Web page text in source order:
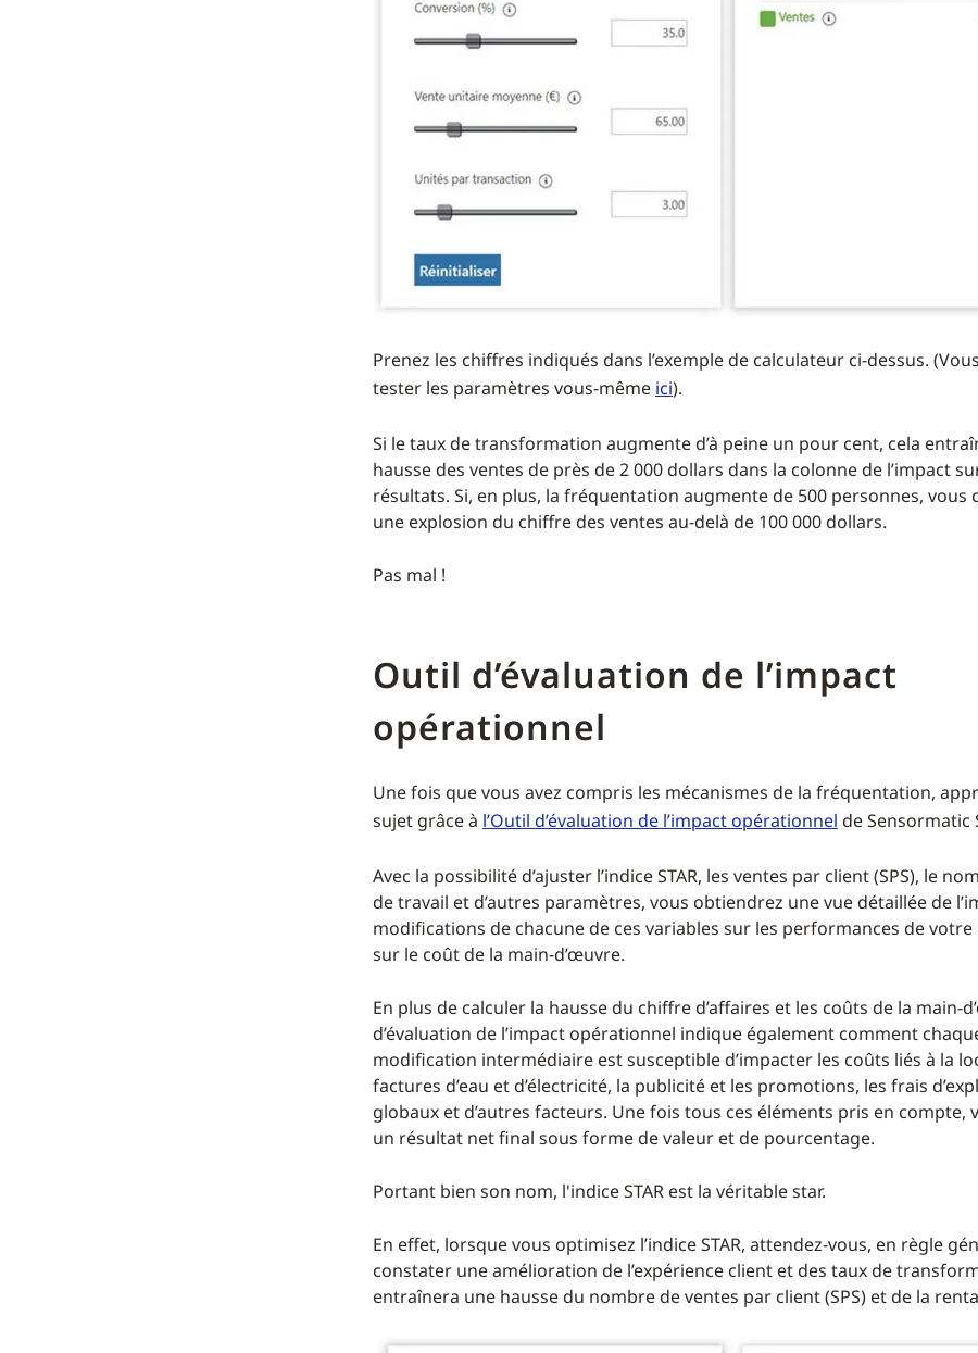
Prenez les chiffres indiqués dans l’exemple de calculateur ci-dessus.
tester les paramètres vous-même ici).
Si le taux de transformation augmente d’à peine un pour cent, cela
hausse des ventes de près de 2 000 dollars dans la colonne de l’impact
résultats. Si, en plus, la fréquentation augmente de 500 personnes, vous
une explosion du chiffre des ventes au-delà de 100 000 dollars.
Pas mal !
Outil d’évaluation de l’impact
opérationnel
Une fois que vous avez compris les mécanismes de la fréquentation,
sujet grâce à l’Outil d’évaluation de l’impact opérationnel de Sensormatic
Avec la possibilité d’ajuster l’indice STAR, les ventes par client (SPS), le
de travail et d’autres paramètres, vous obtiendrez une vue détaillée de
modifications de chacune de ces variables sur les performances de
sur le coût de la main-d’œuvre.
En plus de calculer la hausse du chiffre d’affaires et les coûts de la main-
d’évaluation de l’impact opérationnel indique également comment
modification intermédiaire est susceptible d’impacter les coûts liés à la
factures d’eau et d’électricité, la publicité et les promotions, les frais
globaux et d’autres facteurs. Une fois tous ces éléments pris en compte,
un résultat net final sous forme de valeur et de pourcentage.
Portant bien son nom, l'indice STAR est la véritable star.
En effet, lorsque vous optimisez l’indice STAR, attendez-vous, en règle
constater une amélioration de l’expérience client et des taux de
entraînera une hausse du nombre de ventes par client (SPS) et de la